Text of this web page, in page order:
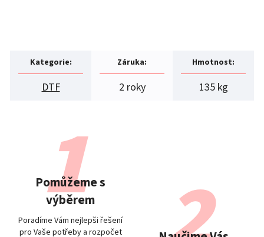
Kategorie:
DTF
Záruka:
2 roky
Hmotnost:
135 kg
Pomůžeme s
výběrem
Poradíme Vám nejlepši řešení
pro Vaše potřeby a rozpočet